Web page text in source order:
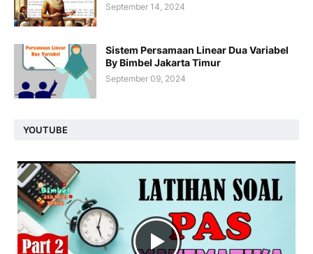
September 14, 2024
Sistem Persamaan Linear Dua Variabel
By Bimbel Jakarta Timur
September 09, 2024
YOUTUBE